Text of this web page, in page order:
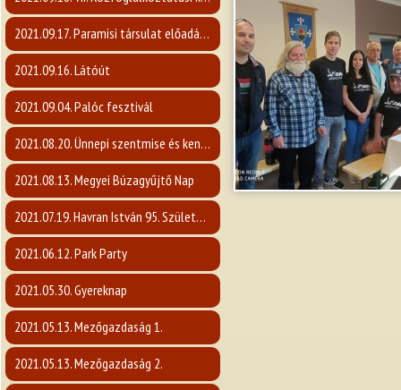
2021.09.17. Paramisi társulat előadása
2021.09.16. Látóút
2021.09.04. Palóc fesztivál
2021.08.20. Ünnepi szentmise és kenyérszentelés
2021.08.13. Megyei Búzagyűjtő Nap
2021.07.19. Havran István 95. Születésnap
2021.06.12. Park Party
2021.05.30. Gyereknap
2021.05.13. Mezőgazdaság 1.
2021.05.13. Mezőgazdaság 2.